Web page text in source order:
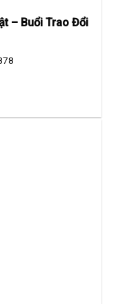
– Buổi Trao Đổi